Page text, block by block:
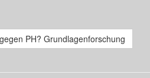
PH? Grundlagenforschung